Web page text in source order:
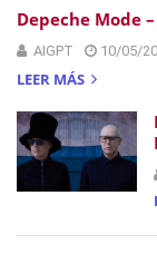
Depeche Mode
AIGPT 10/05/
LEER MÁS